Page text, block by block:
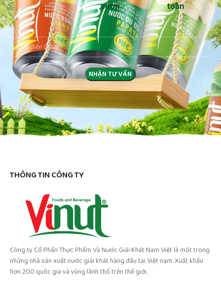
vườn
toàn
THÔNG TIN CÔNG TY
Công ty Cổ Phần Thực Phẩm Và Nước Giải Khát Nam Việt là một trong
những nhà sản xuất nước giải khát hàng đầu tại Việt nam. Xuất khẩu
hơn 200 quốc gia và vùng lãnh thổ trên thế giới.